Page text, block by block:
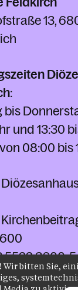
13,
:
bis
und 13:30
08:00 bis
5522 3600-5
Wir bitten Sie,